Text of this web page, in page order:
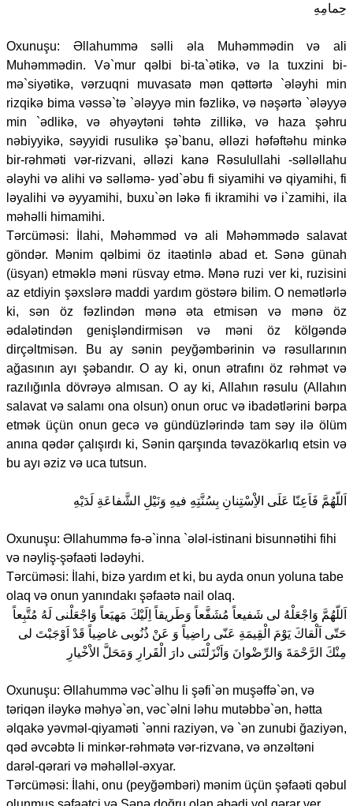
حِمامِهِ
Oxunuşu: Əllahummə səlli əla Muhəmmədin və ali
Muhəmmədin. Və`mur qəlbi bi-ta`ətikə, və la tuxzini bi-
mə`siyətikə, vərzuqni muvasatə mən qəttərtə `ələyhi min
rizqikə bima vəssə`tə `ələyyə min fəzlikə, və nəşərtə `ələyyə
min `ədlikə, və əhyəytəni təhtə zillikə, və haza şəhru
nəbiyyikə, səyyidi rusulikə şə`banu, əlləzi həfəftəhu minkə
bir-rəhməti vər-rizvani, əlləzi kanə Rəsulullahi -səlləllahu
ələyhi və alihi və səlləmə- yəd`əbu fi siyamihi və qiyamihi, fi
ləyalihi və əyyamihi, buxu`ən ləkə fi ikramihi və i`zamihi, ila
məhəlli himamihi.
Tərcüməsi: İlahi, Məhəmməd və ali Məhəmmədə salavat
göndər. Mənim qəlbimi öz itaətinlə abad et. Sənə günah
(üsyan) etməklə məni rüsvay etmə. Mənə ruzi ver ki, ruzisini
az etdiyin şəxslərə maddi yardım göstərə bilim. O nemətlərlə
ki, sən öz fəzlindən mənə əta etmisən və mənə öz
ədalətindən genişləndirmisən və məni öz kölgəndə
dirçəltmisən. Bu ay sənin peyğəmbərinin və rəsullarının
ağasının ayı şəbandır. O ay ki, onun ətrafını öz rəhmət və
razılığınla dövrəyə almısan. O ay ki, Allahın rəsulu (Allahın
salavat və salamı ona olsun) onun oruc və ibadətlərini bərpa
etmək üçün onun gecə və gündüzlərində tam səy ilə ölüm
anına qədər çalışırdı ki, Sənin qarşında təvazökarlıq etsin və
bu ayı əziz və uca tutsun.
اَللّهُمَّ فَاَعِنّا عَلَى الاِْسْتِنانِ بِسُنَّتِهِ فيهِ وَنَيْلِ الشَّفاعَةِ لَدَيْهِ
Oxunuşu: Əllahummə fə-ə`inna `ələl-istinani bisunnətihi fihi
və nəyliş-şəfaəti lədəyhi.
Tərcüməsi: İlahi, bizə yardım et ki, bu ayda onun yoluna tabe
olaq və onun yanındakı şəfaətə nail olaq.
اَللّهُمَّ وَاجْعَلْهُ لى شَفيعاً مُشَفَّعاً وَطَريقاً اِلَيْكَ مَهيَعاً وَاجْعَلْنى لَهُ مُتَّبِعاً
حَتّى اَلْقاكَ يَوْمَ الْقِيمَةِ عَنّى راضِياً وَ عَنْ ذُنُوبى غاضِياً قَدْ اَوْجَبْتَ لى
مِنْكَ الرَّحْمَةَ وَالرِّضْوانَ وَاَنْزَلْتَنى دارَ الْقَرارِ وَمَحَلَّ الاْخْيارِ
Oxunuşu: Əllahummə vəc`əlhu li şəfi`ən muşəffə`ən, və
təriqən iləykə məhyə`ən, vəc`əlni ləhu mutəbbə`ən, hətta
əlqakə yəvməl-qiyaməti `ənni raziyən, və `ən zunubi ğaziyən,
qəd əvcəbtə li minkər-rəhmətə vər-rizvanə, və ənzəltəni
darəl-qərari və məhəlləl-əxyar.
Tərcüməsi: İlahi, onu (peyğəmbəri) mənim üçün şəfaəti qəbul